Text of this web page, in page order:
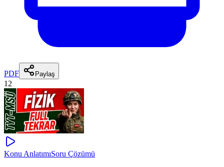
PDF Paylaş
12
Konu AnlatımıSoru Çözümü